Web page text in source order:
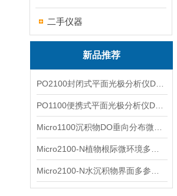
二手仪器
新品推荐